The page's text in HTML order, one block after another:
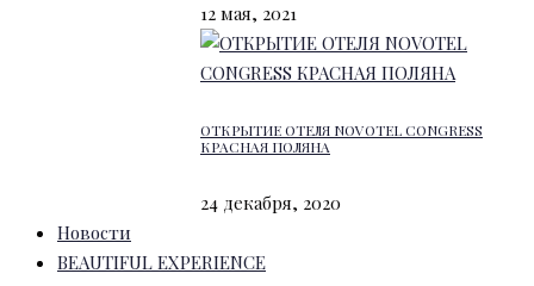
12 мая, 2021
ОТКРЫТИЕ ОТЕЛЯ NOVOTEL CONGRESS
КРАСНАЯ ПОЛЯНА
24 декабря, 2020
Новости
BEAUTIFUL EXPERIENCE